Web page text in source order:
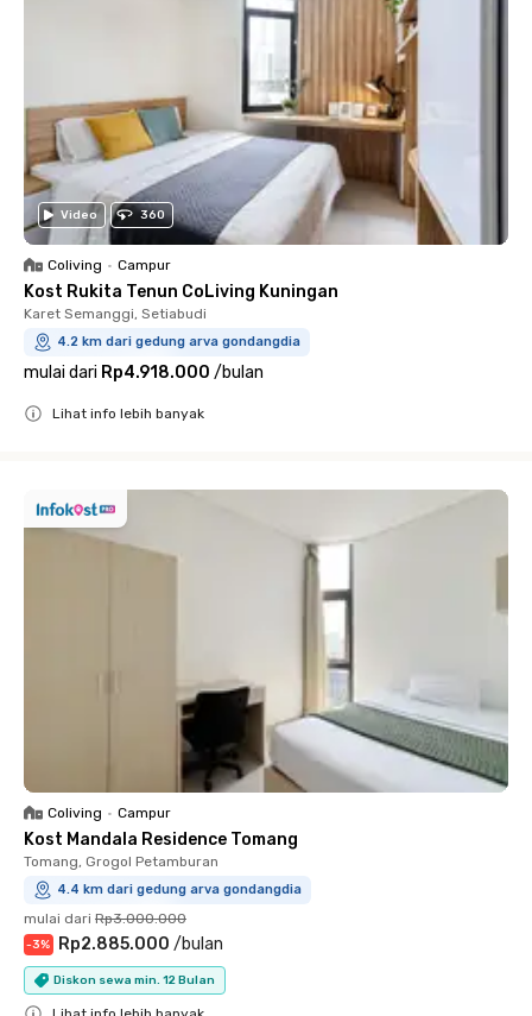
Video 360
Coliving • Campur
Kost Rukita Tenun CoLiving Kuningan
Karet Semanggi, Setiabudi
4.2 km dari gedung arva gondangdia
mulai dari Rp4.918.000 /bulan
Lihat info lebih banyak
Coliving • Campur
Kost Mandala Residence Tomang
Tomang, Grogol Petamburan
4.4 km dari gedung arva gondangdia
mulai dari Rp3.000.000
-3% Rp2.885.000 /bulan
Diskon sewa min. 12 Bulan